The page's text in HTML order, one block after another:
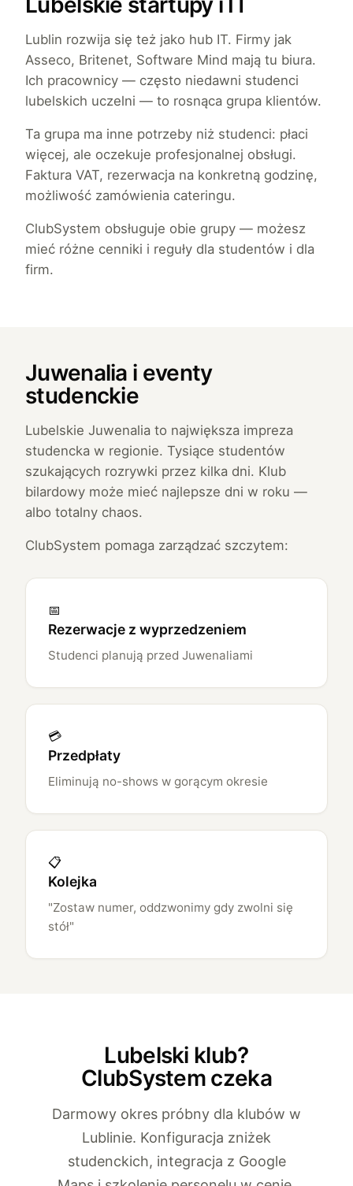
Lublin rozwija się też jako hub IT. Firmy jak
Asseco, Britenet, Software Mind mają tu biura.
Ich pracownicy — często niedawni studenci
lubelskich uczelni — to rosnąca grupa klientów.
Ta grupa ma inne potrzeby niż studenci: płaci
więcej, ale oczekuje profesjonalnej obsługi.
Faktura VAT, rezerwacja na konkretną godzinę,
możliwość zamówienia cateringu.
ClubSystem obsługuje obie grupy — możesz
mieć różne cenniki i reguły dla studentów i dla
firm.
Juwenalia i eventy
studenckie
Lubelskie Juwenalia to największa impreza
studencka w regionie. Tysiące studentów
szukających rozrywki przez kilka dni. Klub
bilardowy może mieć najlepsze dni w roku —
albo totalny chaos.
ClubSystem pomaga zarządzać szczytem:
📅
Rezerwacje z wyprzedzeniem
Studenci planują przed Juwenaliami
💳
Przedpłaty
Eliminują no-shows w gorącym okresie
📋
Kolejka
"Zostaw numer, oddzwonimy gdy zwolni się
stół"
Lubelski klub?
ClubSystem czeka
Darmowy okres próbny dla klubów w
Lublinie. Konfiguracja zniżek
studenckich, integracja z Google